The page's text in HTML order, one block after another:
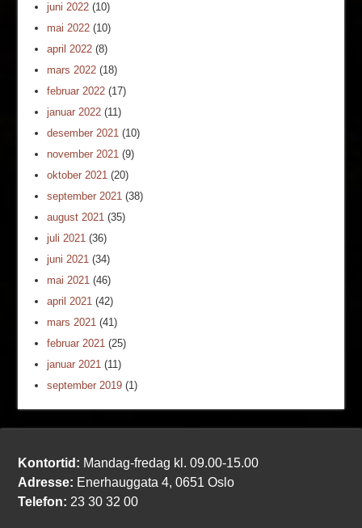
juni 2022 (10)
mai 2022 (10)
april 2022 (8)
mars 2022 (18)
februar 2022 (17)
januar 2022 (11)
desember 2021 (10)
november 2021 (9)
oktober 2021 (20)
september 2021 (38)
august 2021 (35)
juli 2021 (36)
juni 2021 (34)
mai 2021 (46)
april 2021 (42)
mars 2021 (41)
februar 2021 (25)
januar 2021 (11)
september 2019 (1)
Kontortid: Mandag-fredag kl. 09.00-15.00
Adresse: Enerhauggata 4, 0651 Oslo
Telefon: 23 30 32 00